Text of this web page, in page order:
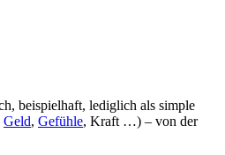
beispielhaft, lediglich als simple
Geld, Gefühle, Kraft …) – von der